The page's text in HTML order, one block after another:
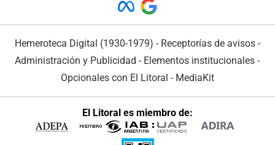
Hemeroteca Digital (1930-1979) - Receptorías de avisos -
Administración y Publicidad - Elementos institucionales -
Opcionales con El Litoral - MediaKit
El Litoral es miembro de: